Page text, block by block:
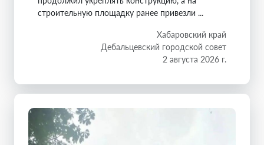
строительную площадку ранее привезли ...
Хабаровский край
Дебальцевский городской совет
2 августа 2026 г.